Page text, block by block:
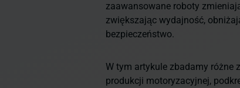
zaawansowane roboty
zwiększając wydajność,
bezpieczeństwo.
W tym artykule zbadamy różne
produkcji motoryzacyjnej,